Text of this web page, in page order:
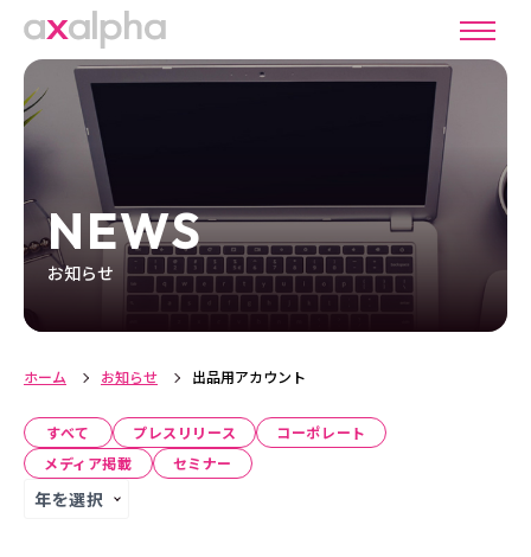
NEWS
お知らせ
ホーム お知らせ 出品用アカウント
すべて プレスリリース
コーポレート
メディア掲載
セミナー